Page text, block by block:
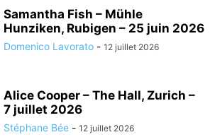
Samantha Fish – Mühle
Hunziken, Rubigen – 25 juin 2026
Domenico Lavorato - 12 juillet 2026
Alice Cooper – The Hall, Zurich –
7 juillet 2026
Stéphane Bée - 12 juillet 2026